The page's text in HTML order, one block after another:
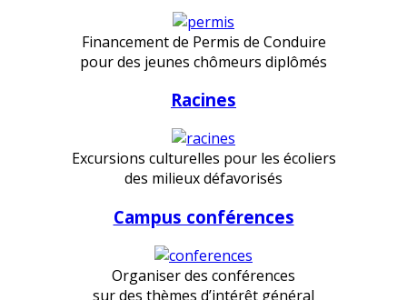
Financement de Permis de Conduire
pour des jeunes chômeurs diplômés
Racines
Excursions culturelles pour les écoliers
des milieux défavorisés
Campus conférences
Organiser des conférences
sur des thèmes d’intérêt général